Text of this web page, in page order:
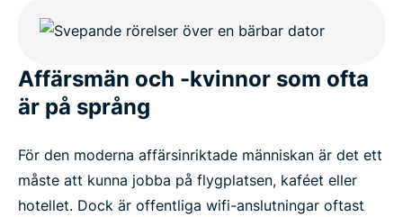
Affärsmän och -kvinnor som ofta
är på språng
För den moderna affärsinriktade människan är det ett
måste att kunna jobba på flygplatsen, kaféet eller
hotellet. Dock är offentliga wifi-anslutningar oftast